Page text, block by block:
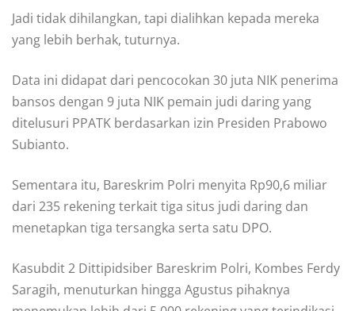
Jadi tidak dihilangkan, tapi dialihkan kepada mereka
yang lebih berhak, tuturnya.
Data ini didapat dari pencocokan 30 juta NIK penerima
bansos dengan 9 juta NIK pemain judi daring yang
ditelusuri PPATK berdasarkan izin Presiden Prabowo
Subianto.
Sementara itu, Bareskrim Polri menyita Rp90,6 miliar
dari 235 rekening terkait tiga situs judi daring dan
menetapkan tiga tersangka serta satu DPO.
Kasubdit 2 Dittipidsiber Bareskrim Polri, Kombes Ferdy
Saragih, menuturkan hingga Agustus pihaknya